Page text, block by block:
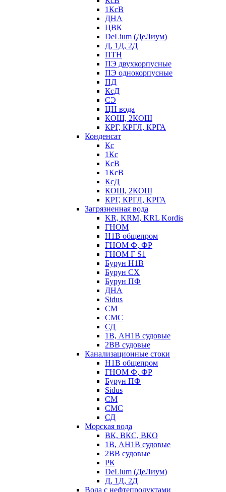
1КсВ
ДНА
ЦВК
DeLium (ДеЛиум)
Д, 1Д, 2Д
ПТН
ПЭ двухкорпусные
ПЭ однокорпусные
ПД
КсД
СЭ
ЦН вода
КОШ, 2КОШ
КРГ, КРГЛ, КРГА
Конденсат
Кс
1Кс
КсВ
1КсВ
КсД
КОШ, 2КОШ
КРГ, КРГЛ, КРГА
Загрязненная вода
KR, KRM, KRL Kordis
ГНОМ
Н1В общепром
ГНОМ Ф, ФР
ГНОМ Г S1
Бурун Н1В
Бурун СХ
Бурун ПФ
ДНА
Sidus
СМ
СМС
СД
1В, АН1В судовые
2ВВ судовые
Канализационные стоки
Н1В общепром
ГНОМ Ф, ФР
Бурун ПФ
Sidus
СМ
СМС
СД
Морская вода
ВК, ВКС, ВКО
1В, АН1В судовые
2ВВ судовые
РК
DeLium (ДеЛиум)
Д, 1Д, 2Д
Вода с нефтепродуктами